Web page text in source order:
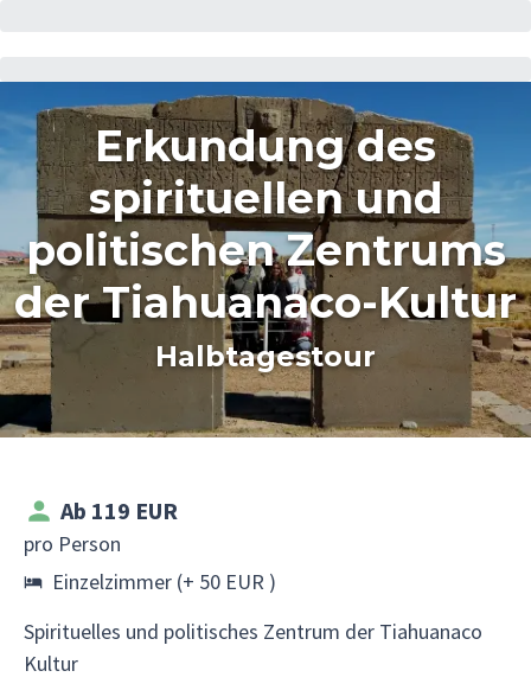
Erkundung des
spirituellen und
politischen Zentrums
der Tiahuanaco-Kultur
Halbtagestour
Ab 119 EUR
pro Person
Einzelzimmer (+ 50 EUR )
Spirituelles und politisches Zentrum der Tiahuanaco
Kultur